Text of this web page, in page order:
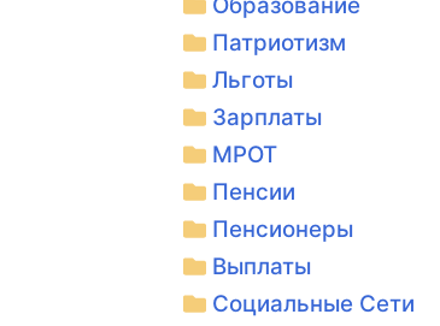
Образование
Патриотизм
Льготы
Зарплаты
МРОТ
Пенсии
Пенсионеры
Выплаты
Социальные Сети